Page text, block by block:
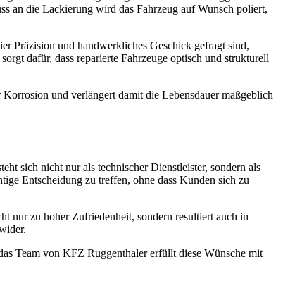
an die Lackierung wird das Fahrzeug auf Wunsch poliert,
Präzision und handwerkliches Geschick gefragt sind,
dafür, dass reparierte Fahrzeuge optisch und strukturell
und verlängert damit die Lebensdauer maßgeblich
sich nicht nur als technischer Dienstleister, sondern als
Entscheidung zu treffen, ohne dass Kunden sich zu
nur zu hoher Zufriedenheit, sondern resultiert auch in
Team von KFZ Ruggenthaler erfüllt diese Wünsche mit